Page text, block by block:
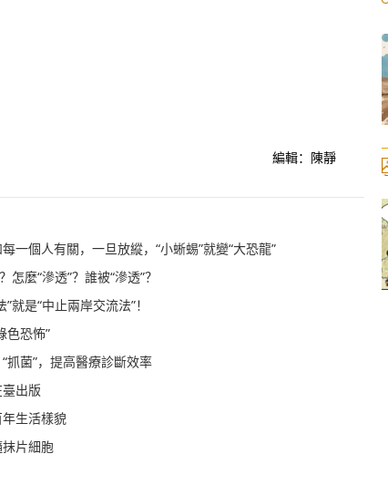
編輯：陳靜
一個人有關，一旦放縱，“小蜥蜴”就變“大恐龍”
麼“滲透”？誰被“滲透”？
就是“中止兩岸交流法”！
色恐怖”
抓菌”，提高醫療診斷效率
出版
生活樣貌
片細胞